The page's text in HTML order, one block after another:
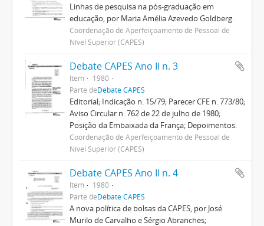
Linhas de pesquisa na pós-graduação em
educação, por Maria Amélia Azevedo Goldberg.
Coordenação de Aperfeiçoamento de Pessoal de
Nível Superior (CAPES)
Debate CAPES Ano II n. 3
Item
1980
Parte deDebate CAPES
Editorial; Indicação n. 15/79; Parecer CFE n. 773/80;
Aviso Circular n. 762 de 22 de julho de 1980;
Posição da Embaixada da França; Depoimentos.
Coordenação de Aperfeiçoamento de Pessoal de
Nível Superior (CAPES)
Debate CAPES Ano II n. 4
Item
1980
Parte deDebate CAPES
A nova política de bolsas da CAPES, por José
Murilo de Carvalho e Sérgio Abranches;